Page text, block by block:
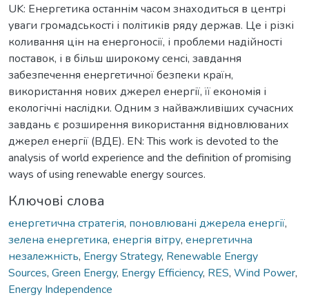
UK: Енергетика останнім часом знаходиться в центрі
уваги громадськості і політиків ряду держав. Це і різкі
коливання цін на енергоносії, і проблеми надійності
поставок, і в більш широкому сенсі, завдання
забезпечення енергетичної безпеки країн,
використання нових джерел енергії, її економія і
екологічні наслідки. Одним з найважливіших сучасних
завдань є розширення використання відновлюваних
джерел енергії (ВДЕ). EN: This work is devoted to the
analysis of world experience and the definition of promising
ways of using renewable energy sources.
Ключові слова
енергетична стратегія, поновлювані джерела енергії,
зелена енергетика, енергія вітру, енергетична
незалежність, Energy Strategy, Renewable Energy
Sources, Green Energy, Energy Efficiency, RES, Wind Power,
Energy Independence